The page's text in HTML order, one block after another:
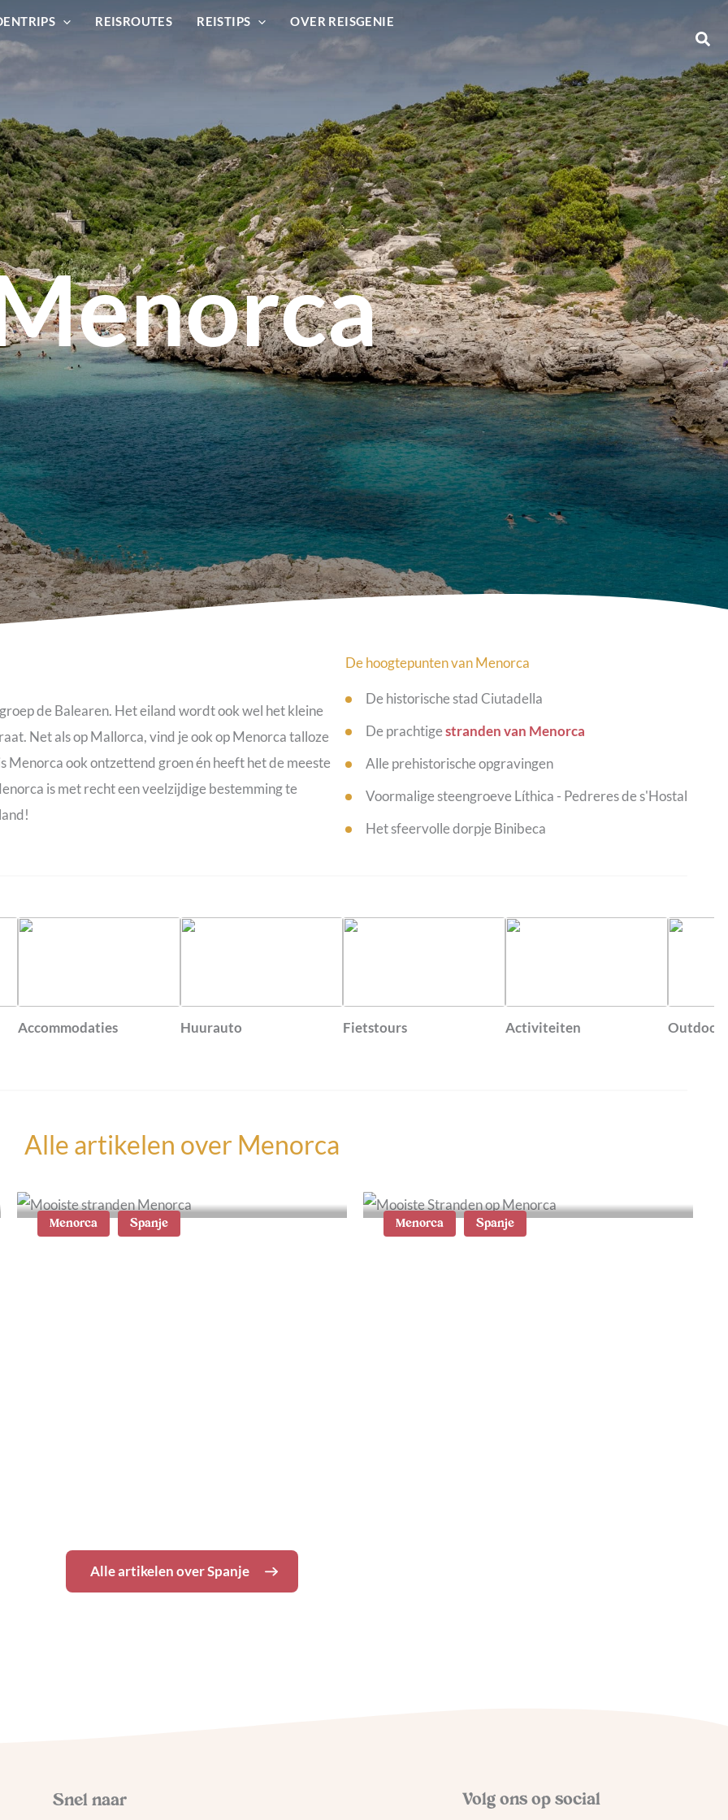
REISROUTES REISTIPS OVER REISGENIE
de Balearen. Het eiland wordt ook wel het kleine
Net als op Mallorca, vind je ook op Menorca talloze
ook ontzettend groen én heeft het de meeste
is met recht een veelzijdige bestemming te
De hoogtepunten vanMenorca
De historische stad Ciutadella
De prachtigestranden van Menorca
Alle prehistorische opgravingen
Voormalige steengroeve Líthica - Pedreres de s'Hostal
Het sfeervolle dorpje Binibeca
Accommodaties Huurauto Fietstours Activiteiten Outdoor
Alle artikelen over Menorca
Menorca Spanje Menorca Spanje
Alle artikelen overSpanje